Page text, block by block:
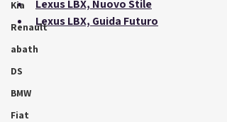
Kia
Renault
abath
DS
BMW
Fiat
Lexus LBX, Nuovo Stile
Lexus LBX, Guida Futuro